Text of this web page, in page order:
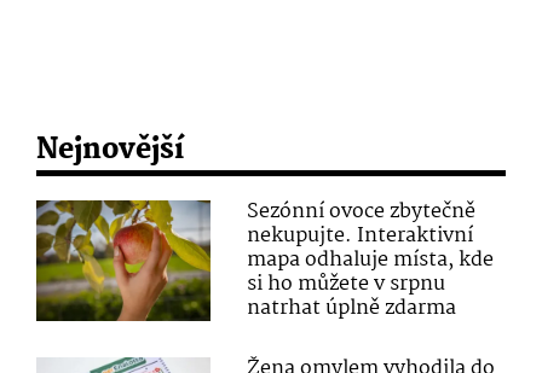
Nejnovější
Sezónní ovoce zbytečně
nekupujte. Interaktivní
mapa odhaluje místa, kde
si ho můžete v srpnu
natrhat úplně zdarma